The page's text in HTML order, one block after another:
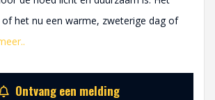
het nu een warme, zweterige dag of
Ontvang een melding